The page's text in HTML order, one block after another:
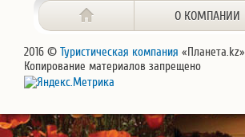
О КОМПАНИИ
2016 © Туристическая компания «Планета.kz»
Копирование материалов запрещено